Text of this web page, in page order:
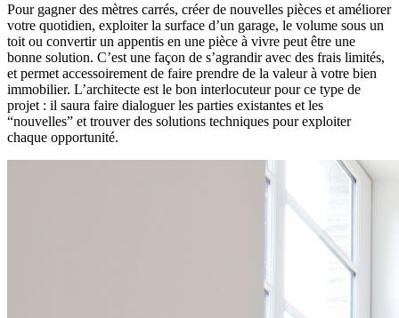
Pour gagner des mètres carrés, créer de nouvelles pièces et améliorer
votre quotidien, exploiter la surface d’un garage, le volume sous un
toit ou convertir un appentis en une pièce à vivre peut être une
bonne solution. C’est une façon de s’agrandir avec des frais limités,
et permet accessoirement de faire prendre de la valeur à votre bien
immobilier. L’architecte est le bon interlocuteur pour ce type de
projet : il saura faire dialoguer les parties existantes et les
“nouvelles” et trouver des solutions techniques pour exploiter
chaque opportunité.